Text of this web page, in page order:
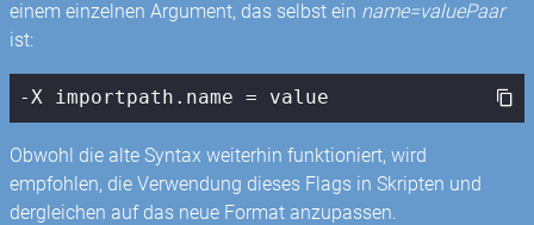
einem einzelnen Argument, das selbst ein name=valuePaar
ist:
-X importpath.name = value
Obwohl die alte Syntax weiterhin funktioniert, wird
empfohlen, die Verwendung dieses Flags in Skripten und
dergleichen auf das neue Format anzupassen.